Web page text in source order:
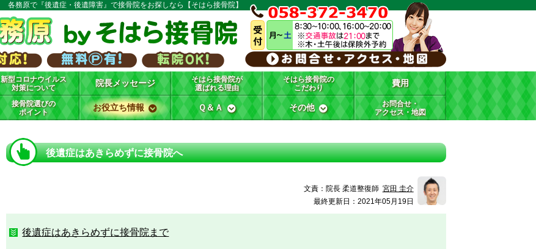
各務原で『後遺症・後遺障害』で接骨院をお探しなら【そはら接骨院】
新型コロナウイルス
対策について
院長メッセージ
そはら接骨院が
選ばれる理由
そはら接骨院の
こだわり
費用
接骨院選びの
ポイント
お役立ち情報 Ｑ＆Ａ その他
お問合せ・
アクセス・地図
後遺症はあきらめずに接骨院へ
文責： 院長 柔道整復師 宮田 圭介
最終更新日：2021年05月19日
後遺症はあきらめずに接骨院まで